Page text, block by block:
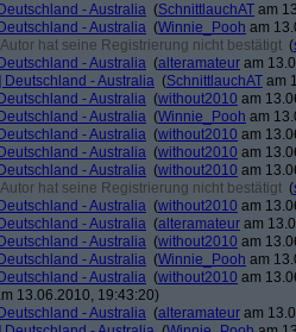
- Australia (SchnittlauchAT am
- Australia (Winnie_Pooh am
hat seine Registrierung nicht bestätigt (
- Australia (alteramateur am
Deutschland - Australia (SchnittlauchAT am
- Australia (without2010 am
- Australia (Winnie_Pooh am
- Australia (without2010 am
- Australia (without2010 am
- Australia (without2010 am
hat seine Registrierung nicht bestätigt (
- Australia (without2010 am
- Australia (alteramateur am
- Australia (without2010 am
- Australia (Winnie_Pooh am
- Australia (without2010 am
13.06.2010, 19:43:20)
- Australia (alteramateur am